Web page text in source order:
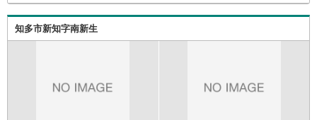
方。自営業者の方・車のローンやクレジット、キャッシン
グの借入がある方・自己資金がない、支払いに不安がある
方*** アイデムホーム名古屋南店に なんでもご
知多市新知字南新生